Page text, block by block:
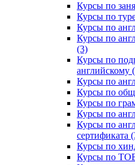
Курсы по
Курсы по
Курсы по
Курсы по
(3)
Курсы по
английскому
Курсы по
Курсы по
Курсы по
Курсы по
Курсы по
сертификата
Курсы по
Курсы по